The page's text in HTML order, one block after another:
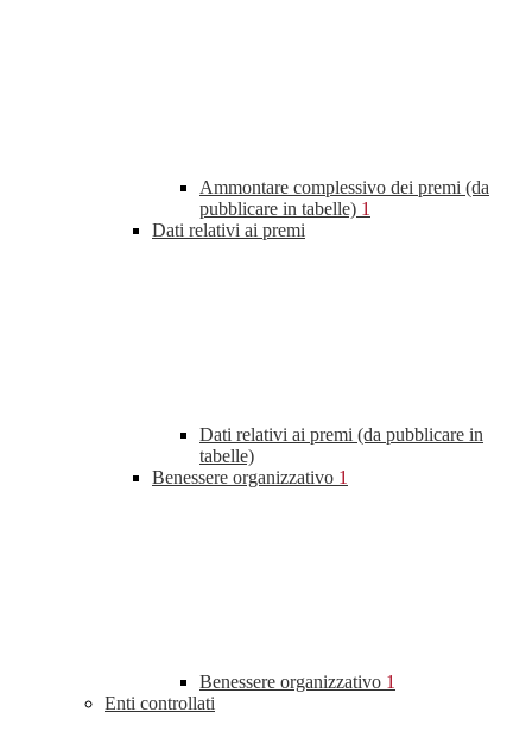
Ammontare complessivo dei premi (da
pubblicare in tabelle) 1
Dati relativi ai premi
Dati relativi ai premi (da pubblicare in
tabelle)
Benessere organizzativo 1
Benessere organizzativo 1
Enti controllati